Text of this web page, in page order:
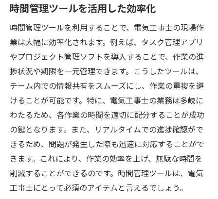
時間がかかる作業の効率化
ストレスを軽減するリラクゼーション法
長時間労働の弊害への対策
作業環境の改善による時間短縮
継続的なスキルアップのサポート
電気工事士のためのツール活用による時間管理
の極意
最新技術で現場作業を効率化
時間管理ソフトウェアの選び方
スマートフォン活用による現場管理
クラウドツールで情報共有をスムーズに
デジタル化がもたらす時間短縮効果
時間管理ツールを活用した効率化
時間管理ツールを利用することで、電気工事士の現場作
業は大幅に効率化されます。例えば、タスク管理アプリ
やプロジェクト管理ソフトを導入することで、作業の進
捗状況や期限を一元管理できます。こうしたツールは、
チーム内での情報共有をスムーズにし、作業の重複を避
けることが可能です。特に、電気工事士の業務は多岐に
わたるため、各作業の時間を適切に配分することが成功
の鍵となります。また、リアルタイムでの進捗確認がで
きるため、問題が発生した際も迅速に対応することがで
きます。これにより、作業の効率を上げ、無駄な時間を
削減することができるのです。時間管理ツールは、電気
工事士にとって必須のアイテムと言えるでしょう。